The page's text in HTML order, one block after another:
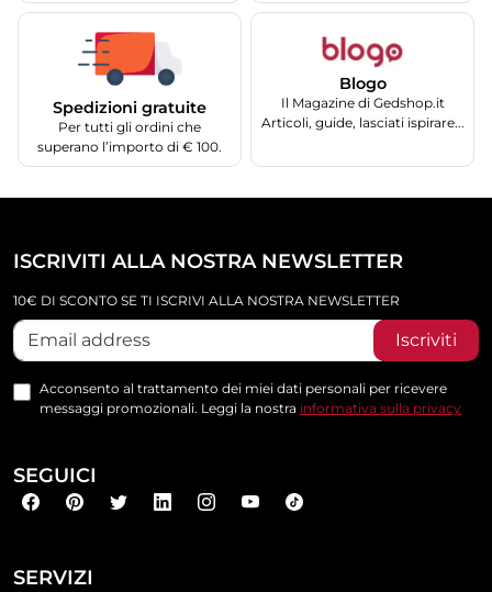
Spedizioni gratuite
Per tutti gli ordini che
superano l’importo di € 100.
Blogo
Il Magazine di Gedshop.it
Articoli, guide, lasciati ispirare...
SERVIZI
ISCRIVITI ALLA NOSTRA NEWSLETTER
10€ DI SCONTO SE TI ISCRIVI ALLA NOSTRA NEWSLETTER
Iscriviti
Acconsento al trattamento dei miei dati personali per ricevere
messaggi promozionali. Leggi la nostra informativa sulla privacy
SEGUICI